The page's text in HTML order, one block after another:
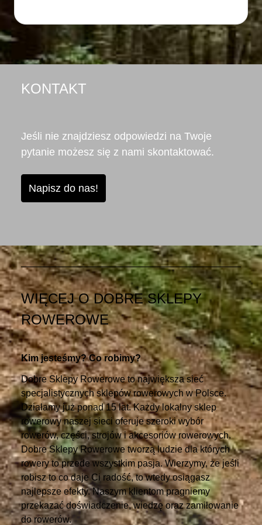
KONTAKT
Jeśli nie znajdziesz odpowiedzi na Twoje
pytanie możesz się z nami skontaktować.
Napisz do nas!
WIĘCEJ O DOBRE SKLEPY
ROWEROWE
Kim jesteśmy? Co robimy?
Dobre Sklepy Rowerowe to największa sieć
specjalistycznych sklepów rowerowych w Polsce.
Działamy już ponad 15 lat. Każdy lokalny sklep
rowerowy naszej sieci oferuje szeroki wybór
rowerów, części, strojów i akcesoriów rowerowych.
Dobre Sklepy Rowerowe tworzą ludzie dla których
rowery to przede wszystkim pasja. Wierzymy, że jeśli
robisz to co daje Ci radość, to wtedy osiągasz
najlepsze efekty. Naszym klientom pragniemy
przekazać doświadczenie, wiedzę oraz zamiłowanie
do rowerów.